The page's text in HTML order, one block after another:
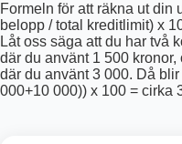
Formeln för att räkna ut din
belopp / total kreditlimit) x
Låt oss säga att du har två
där du använt 1 500
där du använt 3 000. Då
000+10 000)) x 100 = cirka